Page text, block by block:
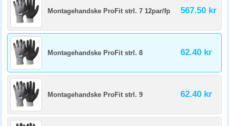
Montagehandske ProFit strl. 7 12par/fp 567.50 kr
Montagehandske ProFit strl. 8 62.40 kr
Montagehandske ProFit strl. 9 62.40 kr